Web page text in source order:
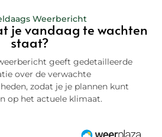
Weerbericht
je vandaag te wachten
staat?
geeft gedetailleerde
over de verwachte
zodat je je plannen kunt
op het actuele klimaat.